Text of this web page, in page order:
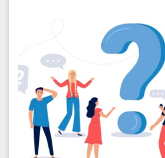
إلى الوحدة التعليميّة